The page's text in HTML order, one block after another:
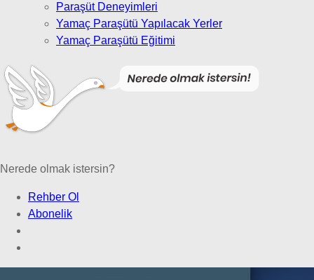
Paraşüt Deneyimleri
Yamaç Paraşütü Yapılacak Yerler
Yamaç Paraşütü Eğitimi
Nerede olmak istersin?
Rehber Ol
Abonelik